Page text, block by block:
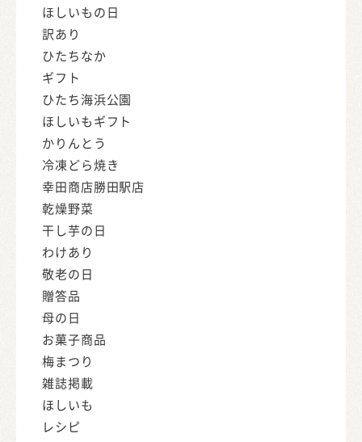
ほしいもの日
訳あり
ひたちなか
ギフト
ひたち海浜公園
ほしいもギフト
かりんとう
冷凍どら焼き
幸田商店勝田駅店
乾燥野菜
干し芋の日
わけあり
敬老の日
贈答品
母の日
お菓子商品
梅まつり
雑誌掲載
ほしいも
レシピ